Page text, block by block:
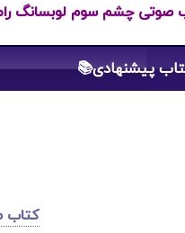
صوتی چشم سوم لوبسانگ
پیشنهادی📚
کتاب